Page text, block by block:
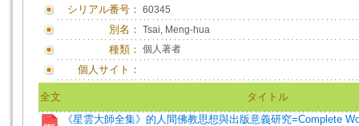
シリアル番号： 60345
別名： Tsai, Meng-hua
種類： 個人著者
個人サイト：
全文
タイトル
《星雲大師全集》的人間佛教思想與出版意義研究=Complete